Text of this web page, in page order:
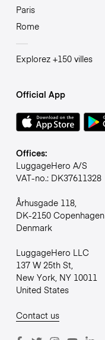
Paris
Rome
Explorez +150 villes
Official App
Offices:
LuggageHero A/S
VAT-no.: DK37611328
Århusgade 118,
DK-2150 Copenhagen
Denmark
LuggageHero LLC
137 W 25th St,
New York, NY 10011
United States
Contact us